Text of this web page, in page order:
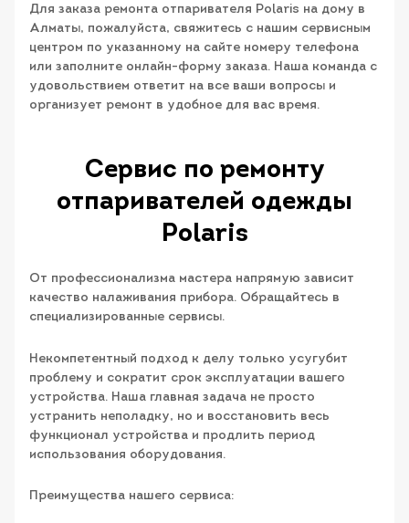
Для заказа ремонта отпаривателя Polaris на дому в
Алматы, пожалуйста, свяжитесь с нашим сервисным
центром по указанному на сайте номеру телефона
или заполните онлайн-форму заказа. Наша команда с
удовольствием ответит на все ваши вопросы и
организует ремонт в удобное для вас время.
Сервис по ремонту
отпаривателей одежды
Polaris
От профессионализма мастера напрямую зависит
качество налаживания прибора. Обращайтесь в
специализированные сервисы.
Некомпетентный подход к делу только усугубит
проблему и сократит срок эксплуатации вашего
устройства. Наша главная задача не просто
устранить неполадку, но и восстановить весь
функционал устройства и продлить период
использования оборудования.
Преимущества нашего сервиса: